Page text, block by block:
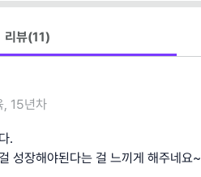
리뷰(11)
, 15년차
.
성장해야된다는 걸 느끼게 해주네요~